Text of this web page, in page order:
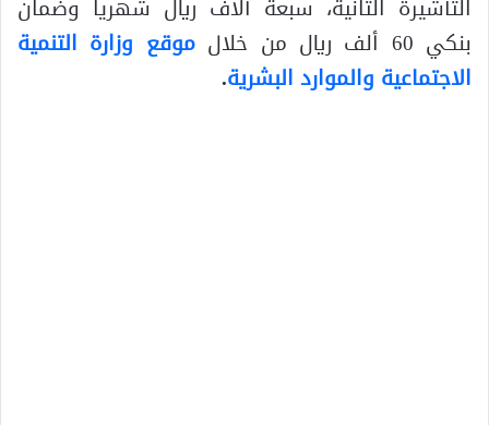
التأشيرة الثانية، سبعة آلاف ريال شهريا وضمان
بنكي 60 ألف ريال من خلال
موقع وزارة التنمية
الاجتماعية والموارد البشرية.